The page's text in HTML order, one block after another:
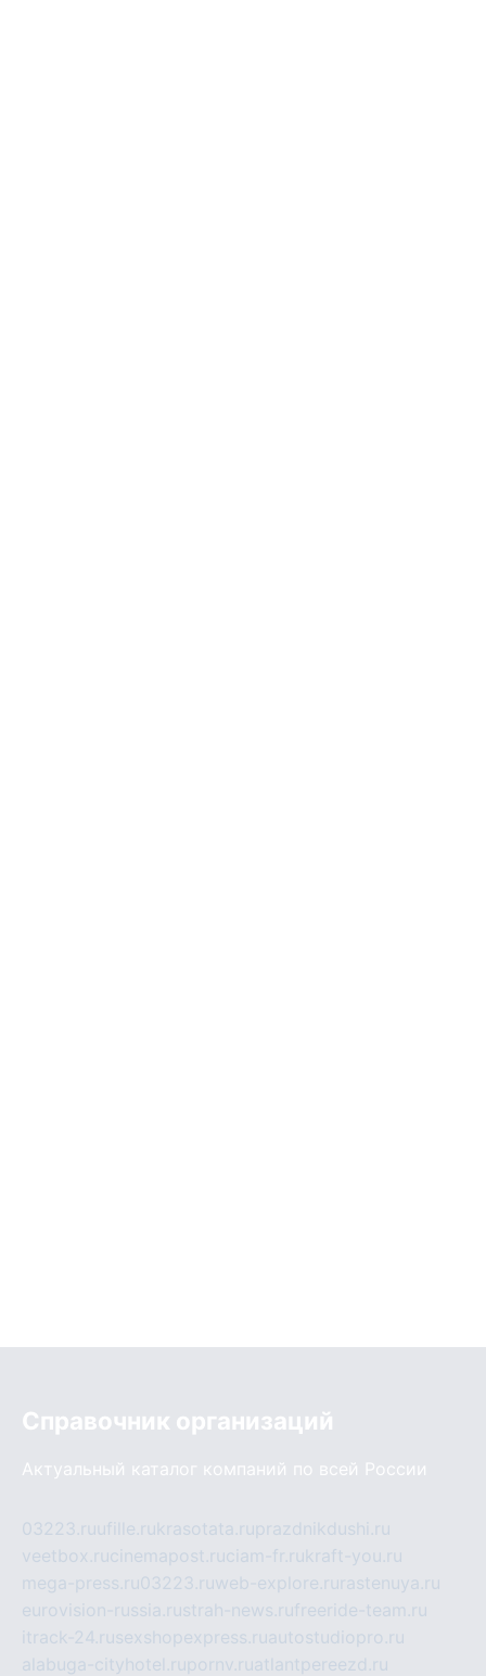
Справочник организаций
Актуальный каталог компаний по всей России
03223.ruufille.rukrasotata.ruprazdnikdushi.ru
veetbox.rucinemapost.ruciam-fr.rukraft-you.ru
mega-press.ru03223.ruweb-explore.ru rastenuya.ru
eurovision-russia.rustrah-news.rufreeride-team.ru
itrack-24.rusexshopexpress.ruautostudiopro.ru
alabuga-cityhotel.rupornv.ruatlantpereezd.ru